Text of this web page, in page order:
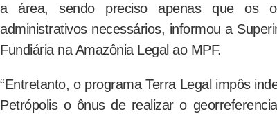
a área, sendo preciso apenas que os
administrativos necessários, informou a
Fundiária na Amazônia Legal ao MPF.
“Entretanto, o programa Terra Legal impôs
Petrópolis o ônus de realizar o